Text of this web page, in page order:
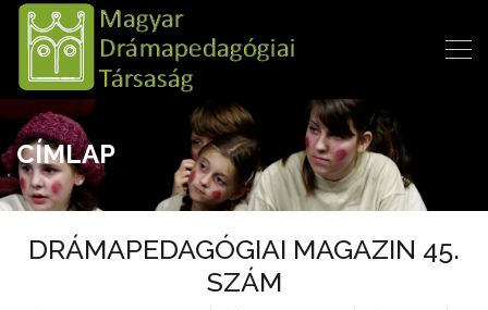
CÍMLAP
DRÁMAPEDAGÓGIAI MAGAZIN 45.
SZÁM